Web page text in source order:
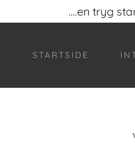
....en tryg
STARTSIDE